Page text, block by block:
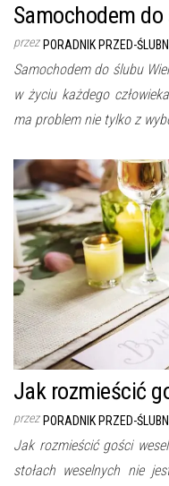
Samochodem
przez PORADNIK PRZED-
Samochodem do ślubu
w życiu każdego
ma problem nie tylko z
Jak rozmieścić
przez PORADNIK PRZED-
Jak rozmieścić gości
stołach weselnych nie